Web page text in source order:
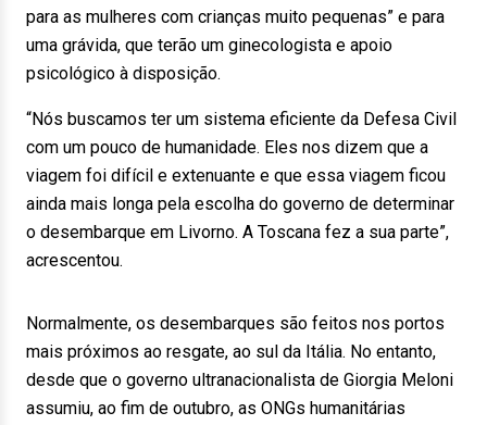
para as mulheres com crianças muito pequenas” e para
uma grávida, que terão um ginecologista e apoio
psicológico à disposição.
“Nós buscamos ter um sistema eficiente da Defesa Civil
com um pouco de humanidade. Eles nos dizem que a
viagem foi difícil e extenuante e que essa viagem ficou
ainda mais longa pela escolha do governo de determinar
o desembarque em Livorno. A Toscana fez a sua parte”,
acrescentou.
Normalmente, os desembarques são feitos nos portos
mais próximos ao resgate, ao sul da Itália. No entanto,
desde que o governo ultranacionalista de Giorgia Meloni
assumiu, ao fim de outubro, as ONGs humanitárias